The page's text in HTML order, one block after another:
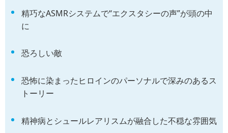
精巧なASMRシステムで“エクスタシーの声”が頭の中
に
恐ろしい敵
恐怖に染まったヒロインのパーソナルで深みのあるス
トーリー
精神病とシュールレアリスムが融合した不穏な雰囲気